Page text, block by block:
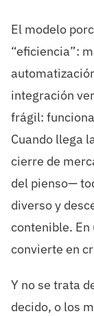
El modelo
“eficiencia”:
integración
frágil:
Cuando llega
cierre de
del pienso—
diverso y
contenible.
convierte en
Y no se trata
decido, o los